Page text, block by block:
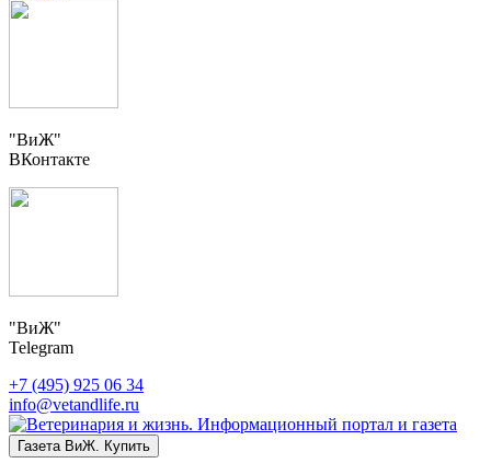
"ВиЖ"
ВКонтакте
"ВиЖ"
Telegram
+7 (495) 925 06 34
info@vetandlife.ru
Газета ВиЖ. Купить